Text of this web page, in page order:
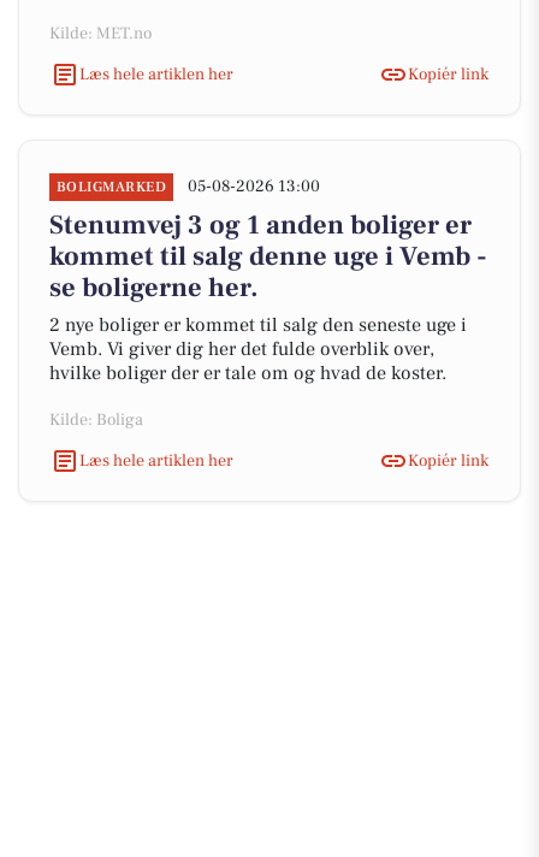
Kilde: MET.no
Læs hele artiklen her
Kopiér link
BOLIGMARKED 05-08-2026 13:00
Stenumvej 3 og 1 anden boliger er
kommet til salg denne uge i Vemb -
se boligerne her.
2 nye boliger er kommet til salg den seneste uge i
Vemb. Vi giver dig her det fulde overblik over,
hvilke boliger der er tale om og hvad de koster.
Kilde: Boliga
Læs hele artiklen her
Kopiér link